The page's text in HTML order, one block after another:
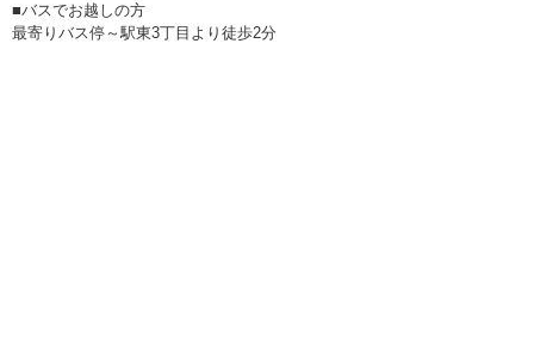
■バスでお越しの方
最寄りバス停～駅東3丁目より徒歩2分